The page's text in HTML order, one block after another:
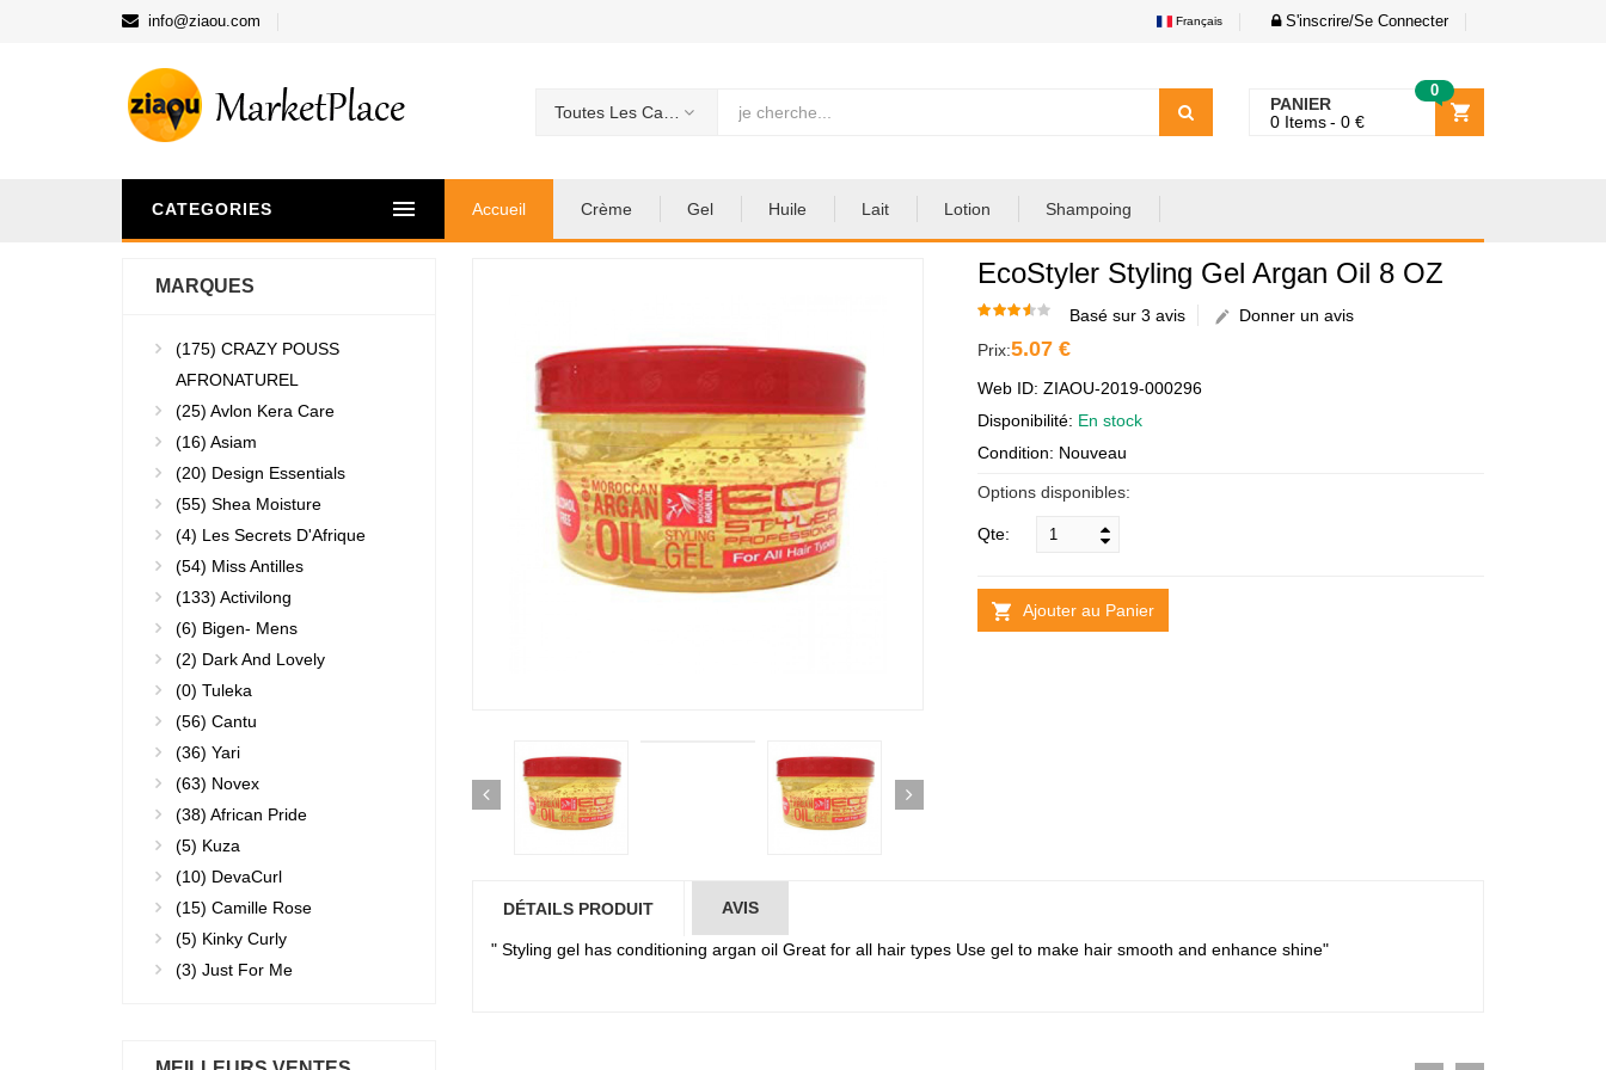
info@ziaou.com Français S'inscrire/Se Connecter
PANIER
0
0 Items 0 €
CATEGORIES Accueil Crème Gel Huile Lait Lotion Shampoing
EcoStyler Styling Gel Argan Oil 8 OZ
Basé sur 3 avis
Donner un avis
Prix:5.07 €
Web ID: ZIAOU-2019-000296
Disponibilité: En stock
Condition: Nouveau
Options disponibles:
Qte:
Ajouter au Panier
DÉTAILS PRODUIT AVIS
" Styling gel has conditioning argan oil Great for all hair types Use gel to make hair smooth and enhance shine"
MARQUES
(175) CRAZY POUSS
AFRONATUREL
(25) Avlon Kera Care
(16) Asiam
(20) Design Essentials
(55) Shea Moisture
(4) Les Secrets D'Afrique
(54) Miss Antilles
(133) Activilong
(6) Bigen- Mens
(2) Dark And Lovely
(0) Tuleka
(56) Cantu
(36) Yari
(63) Novex
(38) African Pride
(5) Kuza
(10) DevaCurl
(15) Camille Rose
(5) Kinky Curly
(3) Just For Me